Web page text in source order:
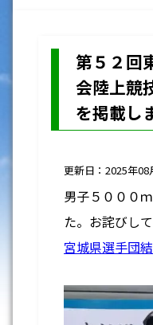
第５２回
会陸上競
を掲載し
更新日：2025年08
男子５０００
た。お詫びし
宮城県選手団